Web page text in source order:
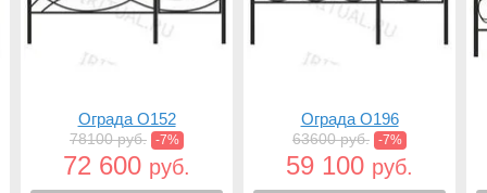
Ограда O152
78100 руб. -7%
72 600 руб.
Ограда O196
63600 руб. -7%
59 100 руб.